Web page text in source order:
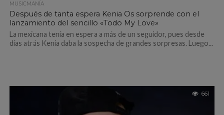
MUSICMANÍA
Después de tanta espera Kenia Os sorprende con el
lanzamiento del sencillo «Todo My Love»
La mexicana tenía en espera a más de un seguidor, pues desde
días atrás Kenia daba la sospecha de grandes sorpresas. Luego...
661